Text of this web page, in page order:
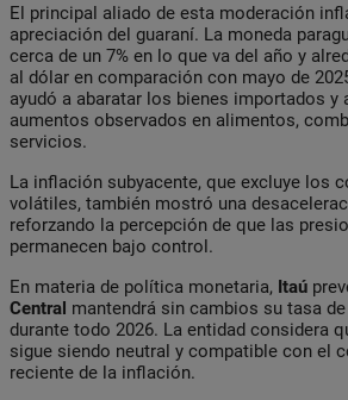
El principal aliado de esta moderación
apreciación del guaraní. La moneda
cerca de un 7% en lo que va del año y
al dólar en comparación con mayo de
ayudó a abaratar los bienes importados y
aumentos observados en alimentos,
servicios.
La inflación subyacente, que excluye los
volátiles, también mostró una
reforzando la percepción de que las
permanecen bajo control.
En materia de política monetaria, Itaú
Central mantendrá sin cambios su tasa
durante todo 2026. La entidad considera
sigue siendo neutral y compatible con el
reciente de la inflación.